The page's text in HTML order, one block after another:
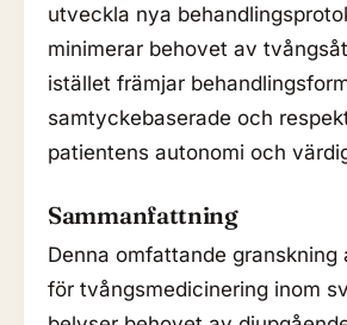
utveckla nya
minimerar behovet av
istället främjar
samtyckebaserade och
patientens autonomi och
Sammanfattning
Denna omfattande granskning
för tvångsmedicinering inom